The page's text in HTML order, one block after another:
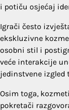
i potiču osjećaj
Igrači često
ekskluzivne
osobni stil i
veće interakcije
jedinstvene
Osim toga,
pokretači